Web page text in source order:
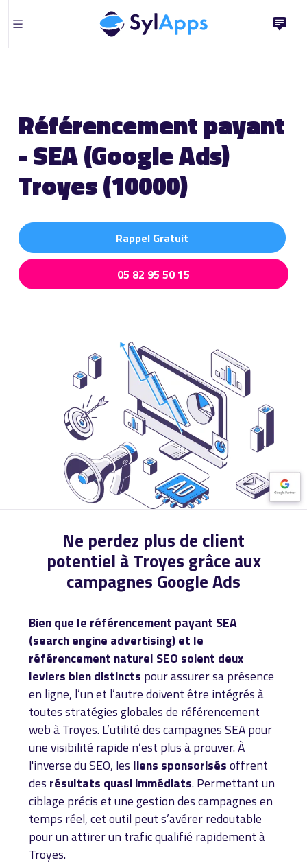
Référencement payant
- SEA (Google Ads)
Troyes (10000)
Rappel Gratuit
05 82 95 50 15
Ne perdez plus de client
potentiel à Troyes grâce aux
campagnes Google Ads
Bien que le référencement payant SEA
(search engine advertising) et le
référencement naturel SEO soient deux
leviers bien distincts pour assurer sa présence
en ligne, l’un et l’autre doivent être intégrés à
toutes stratégies globales de référencement
web à Troyes. L’utilité des campagnes SEA pour
une visibilité rapide n’est plus à prouver. À
l'inverse du SEO, les liens sponsorisésoffrent
des résultats quasi immédiats. Permettant un
ciblage précis et une gestion des campagnes en
temps réel, cet outil peut s’avérer redoutable
pour un attirer un trafic qualifié rapidement à
Troyes.